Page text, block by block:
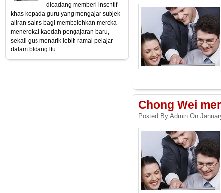
dicadang memberi insentif
khas kepada guru yang mengajar subjek
aliran sains bagi membolehkan mereka
menerokai kaedah pengajaran baru,
sekali gus menarik lebih ramai pelajar
dalam bidang itu.
Chong Wei
Posted By Admin On